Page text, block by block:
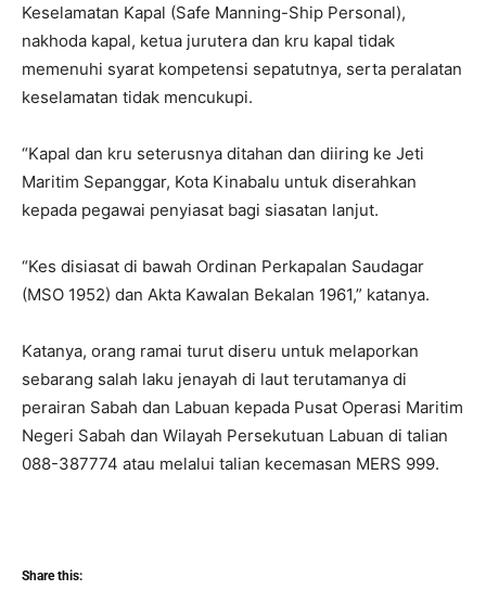
Keselamatan Kapal (Safe Manning-Ship Personal),
nakhoda kapal, ketua jurutera dan kru kapal tidak
memenuhi syarat kompetensi sepatutnya, serta peralatan
keselamatan tidak mencukupi.
“Kapal dan kru seterusnya ditahan dan diiring ke Jeti
Maritim Sepanggar, Kota Kinabalu untuk diserahkan
kepada pegawai penyiasat bagi siasatan lanjut.
“Kes disiasat di bawah Ordinan Perkapalan Saudagar
(MSO 1952) dan Akta Kawalan Bekalan 1961,” katanya.
Katanya, orang ramai turut diseru untuk melaporkan
sebarang salah laku jenayah di laut terutamanya di
perairan Sabah dan Labuan kepada Pusat Operasi Maritim
Negeri Sabah dan Wilayah Persekutuan Labuan di talian
088-387774 atau melalui talian kecemasan MERS 999.
Share this: